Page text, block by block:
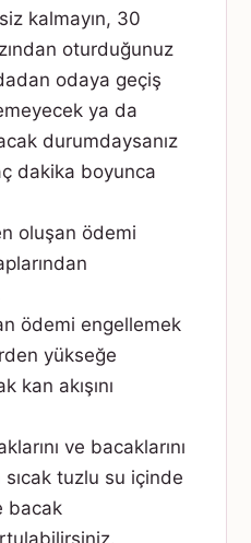
kalmayın, 30
oturduğunuz
odaya geçiş
ya da
durumdaysanız
dakika boyunca
oluşan ödemi
ödemi engellemek
yükseğe
kan akışını
ve bacaklarını
tuzlu su içinde
bacak